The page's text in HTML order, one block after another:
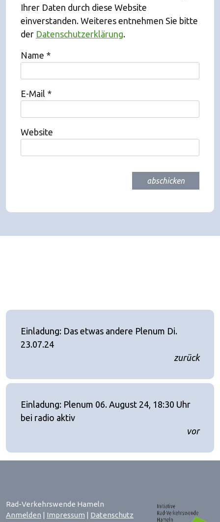
Ihrer Daten durch diese Website
einverstanden. Weiteres entnehmen Sie bitte
der Datenschutzerklärung.
Name *
E-Mail *
Website
Einladung: Das etwas andere Plenum Di.
23.07.24
zurück
Einladung: Plenum 06. August 24, 18:30 Uhr
bei radio aktiv
vor
Rad-Verkehrswende Hameln
Anmelden | Impressum | Datenschutz